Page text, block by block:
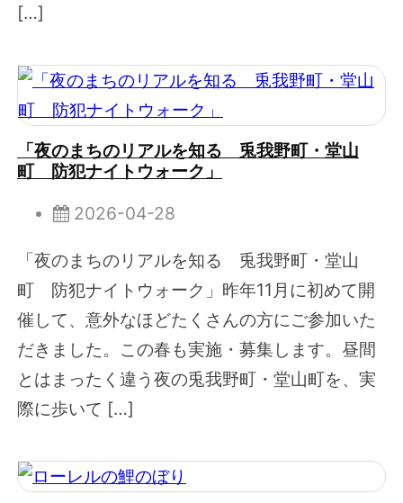
[…]
「夜のまちのリアルを知る 兎我野町・堂山
町 防犯ナイトウォーク」
2026-04-28
「夜のまちのリアルを知る 兎我野町・堂山
町 防犯ナイトウォーク」昨年11月に初めて開
催して、意外なほどたくさんの方にご参加いた
だきました。この春も実施・募集します。昼間
とはまったく違う夜の兎我野町・堂山町を、実
際に歩いて […]